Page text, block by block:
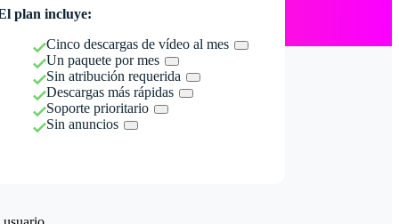
plan incluye:
Cinco descargas de vídeo al mes
Un paquete por mes
Sin atribución requerida
Descargas más rápidas
Soporte prioritario
Sin anuncios